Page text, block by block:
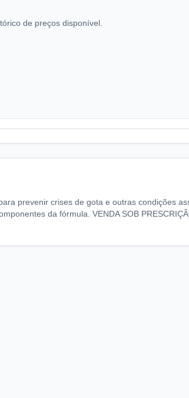
de preços disponível.
prevenir crises de gota e outras condições
da fórmula. VENDA SOB